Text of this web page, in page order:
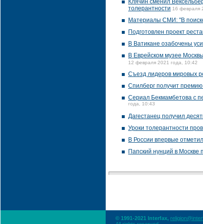
Клячин сменил
толерантности 16 февраля
Материалы СМИ: "В
Подготовлен проект
В Ватикане озабочены
В Еврейском музее
12 февраля 2021 года, 10:42
Съезд лидеров мировых
Спилберг получит
Сериал Бекмамбетова с
года, 10:43
Дагестанец получил
Уроки толерантности
В России впервые
Папский нунций в Москве
© 1991-2021 Interfax,